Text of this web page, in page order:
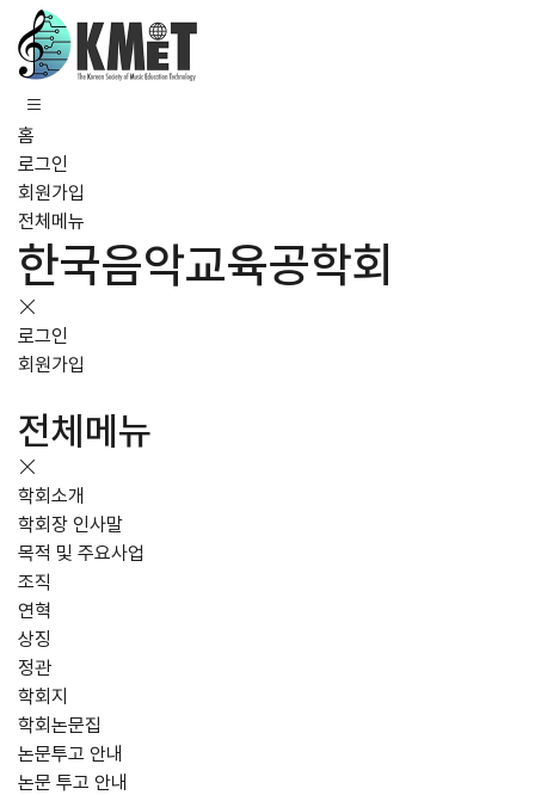
홈
로그인
회원가입
전체메뉴
한국음악교육공학회
로그인
회원가입
전체메뉴
학회소개
학회장 인사말
목적 및 주요사업
조직
연혁
상징
정관
학회지
학회논문집
논문투고 안내
논문 투고 안내